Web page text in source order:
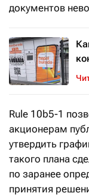
документов
Rule 10b5-1
акционерам
утвердить
такого плана
по заранее
принятия